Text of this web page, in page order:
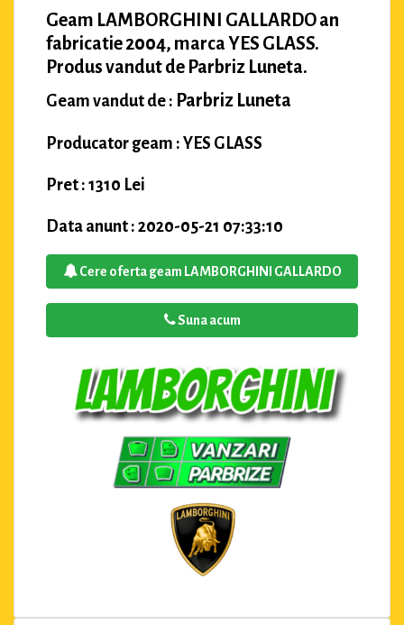
Geam LAMBORGHINI GALLARDO an
fabricatie 2004, marca YES GLASS.
Produs vandut de Parbriz Luneta.
Geam vandut de : Parbriz Luneta
Producator geam : YES GLASS
Pret : 1310 Lei
Data anunt : 2020-05-21 07:33:10
Cere oferta geam LAMBORGHINI GALLARDO
Suna acum